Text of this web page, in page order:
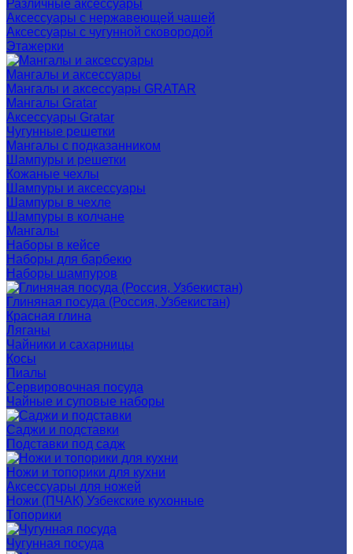
Различные аксессуары
Аксессуары с нержавеющей чашей
Аксессуары с чугунной сковородой
Этажерки
Мангалы и аксессуары
Мангалы и аксессуары GRATAR
Мангалы Gratar
Аксессуары Gratar
Чугунные решетки
Мангалы с подказанником
Шампуры и решетки
Кожаные чехлы
Шампуры и аксессуары
Шампуры в чехле
Шампуры в колчане
Мангалы
Наборы в кейсе
Наборы для барбекю
Наборы шампуров
Глиняная посуда (Россия, Узбекистан)
Красная глина
Ляганы
Чайники и сахарницы
Косы
Пиалы
Сервировочная посуда
Чайные и суповые наборы
Саджи и подставки
Подставки под садж
Ножи и топорики для кухни
Аксессуары для ножей
Ножи (ПЧАК) Узбекские кухонные
Топорики
Чугунная посуда